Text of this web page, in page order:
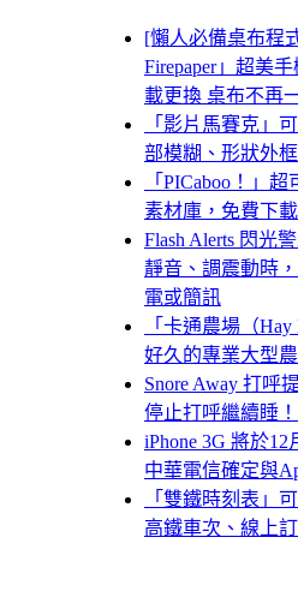
[懶人必備桌布程
Firepaper」超美
載更換 桌布不再
「影片馬賽克」
部模糊、形狀外
「PICaboo！」
素材庫，免費下載
Flash Alerts 閃光
靜音、調震動時
電或簡訊
「卡通農場（
好久的專業大型
Snore Away 打呼
停止打呼繼續睡！
iPhone 3G 將於12
中華電信確定與
「雙鐵時刻表」
高鐵車次、線上